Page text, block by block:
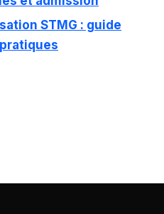
STMG : guide